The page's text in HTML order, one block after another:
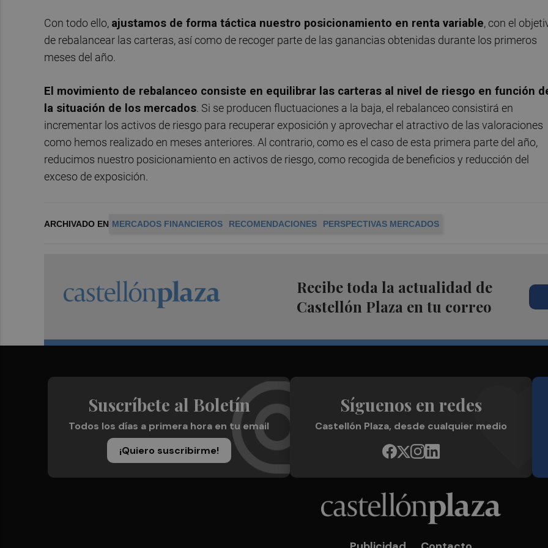
Con todo ello, ajustamos de forma táctica nuestro posicionamiento en renta variable, con el
de rebalancear las carteras, así como de recoger parte de las ganancias obtenidas durante los primeros
meses del año.
El movimiento de rebalanceo consiste en equilibrar las carteras al nivel de riesgo en función
la situación de los mercados. Si se producen fluctuaciones a la baja, el rebalanceo consistirá en
incrementar los activos de riesgo para recuperar exposición y aprovechar el atractivo de las valoraciones
como hemos realizado en meses anteriores. Al contrario, como es el caso de esta primera parte del año,
reducimos nuestro posicionamiento en activos de riesgo, como recogida de beneficios y reducción del
exceso de exposición.
ARCHIVADO EN MERCADOS FINANCIEROS RECOMENDACIONES PERSPECTIVAS MERCADOS
Recibe toda la actualidad de
Castellón Plaza en tu correo
Suscríbete al Boletín
Todos los días a primera hora en tu email
¡Quiero suscribirme!
Síguenos en redes
Castellón Plaza, desde cualquier medio